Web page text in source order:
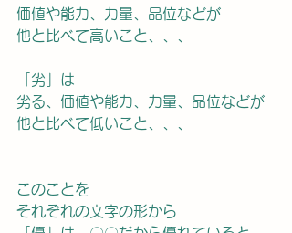
価値や能力、力量、品位などが
他と比べて高いこと、、、
「劣」は
劣る、価値や能力、力量、品位などが
他と比べて低いこと、、、
このことを
それぞれの文字の形から